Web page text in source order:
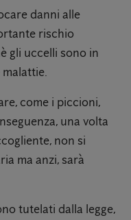
danni alle
rischio
gli uccelli sono in
come i piccioni,
una volta
non si
ma anzi, sarà
tutelati dalla legge,